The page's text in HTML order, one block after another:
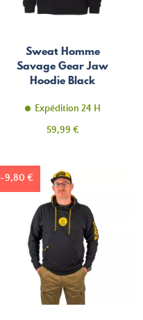
Sweat Homme
Savage Gear Jaw
Hoodie Black
Expédition 24 H
Prix
59,99 €
-9,80 €